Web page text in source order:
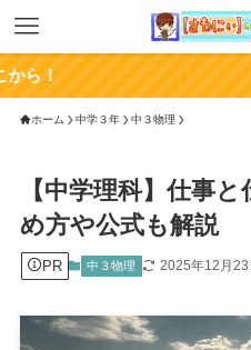
ホーム 中学３年 中３物理
【中学理科】仕事
め方や公式も解説
PR 中３物理 2025年12月23